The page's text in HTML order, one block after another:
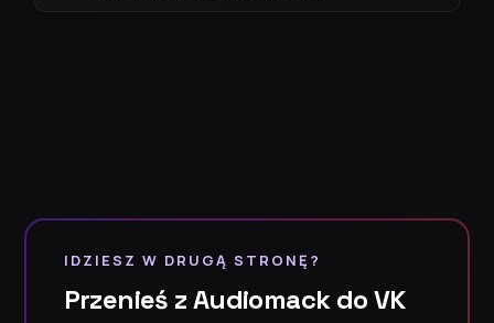
IDZIESZ W DRUGĄ STRONĘ?
Przenieś z Audiomack do VK